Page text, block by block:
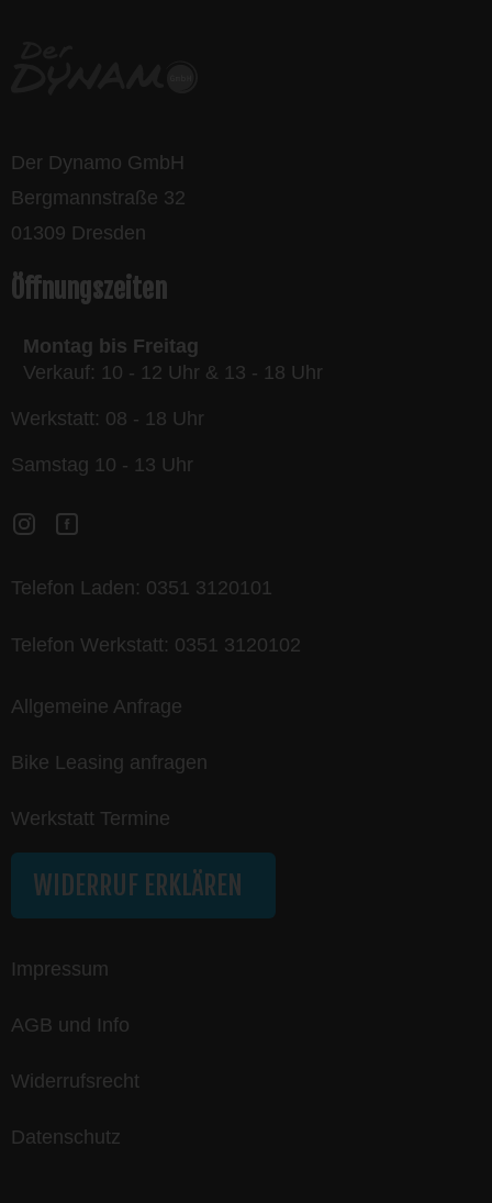
Der Dynamo GmbH
Bergmannstraße 32
01309 Dresden
Öffnungszeiten
Montag bis Freitag
Verkauf: 10 - 12 Uhr & 13 - 18 Uhr
Werkstatt: 08 - 18 Uhr
Samstag 10 - 13 Uhr
Telefon Laden: 0351 3120101
Telefon Werkstatt: 0351 3120102
Allgemeine Anfrage
Bike Leasing anfragen
Werkstatt Termine
WIDERRUF ERKLÄREN
Impressum
AGB und Info
Widerrufsrecht
Datenschutz